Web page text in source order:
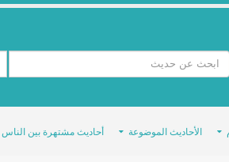
الأحاديث الموضوعة أحاديث مشتهرة بين الناس